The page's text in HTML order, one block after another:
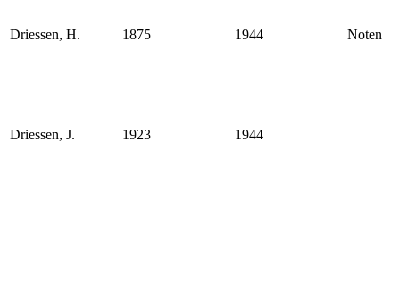
Driessen, H. 1875 1944 Noten
Driessen, J. 1923 1944